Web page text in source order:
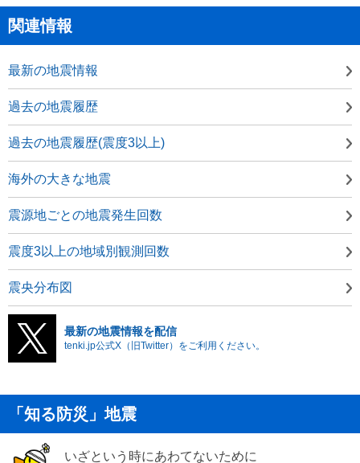
関連情報
最新の地震情報
過去の地震履歴
過去の地震履歴(震度3以上)
海外の大きな地震
震源地ごとの地震発生回数
震度3以上の地域別観測回数
震央分布図
最新の地震情報を配信
tenki.jp公式X（旧Twitter）をご利用ください。
「知る防災」地震
いざという時にあわてないために